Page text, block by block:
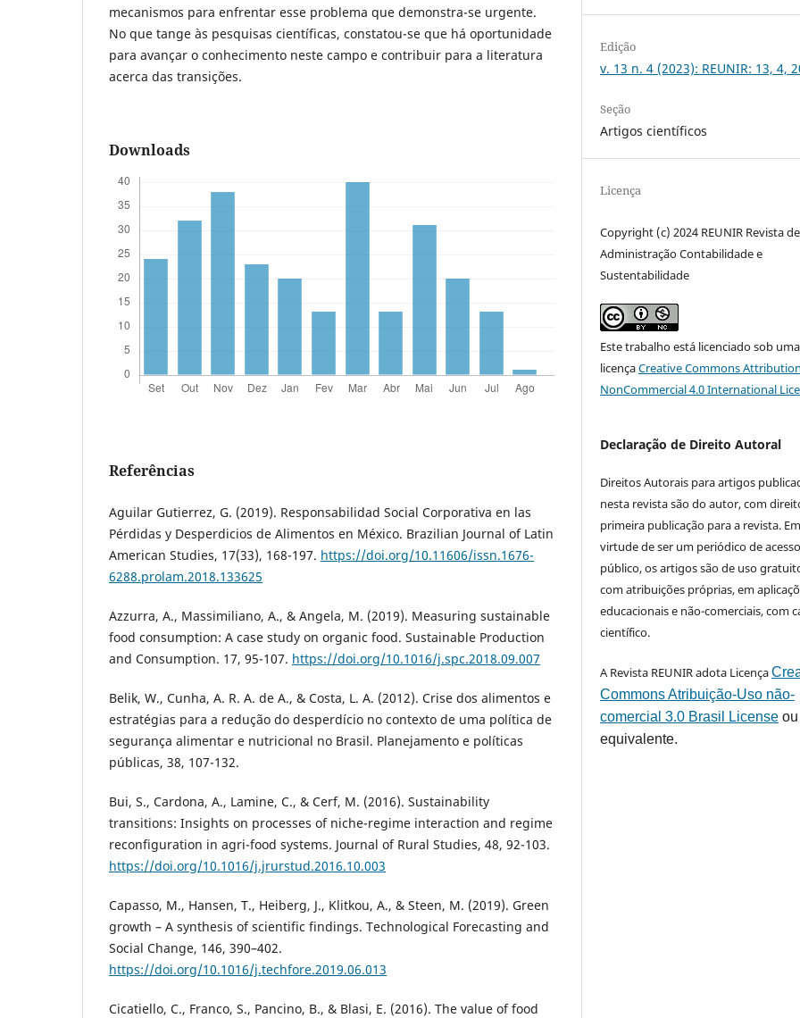
mecanismos para enfrentar esse problema que demonstra-se urgente.
No que tange às pesquisas científicas, constatou-se que há oportunidade
para avançar o conhecimento neste campo e contribuir para a literatura
acerca das transições.
Downloads
Referências
Aguilar Gutierrez, G. (2019). Responsabilidad Social Corporativa en las
Pérdidas y Desperdicios de Alimentos en México. Brazilian Journal of Latin
American Studies, 17(33), 168-197. https://doi.org/10.11606/issn.1676-
6288.prolam.2018.133625
Azzurra, A., Massimiliano, A., & Angela, M. (2019). Measuring sustainable
food consumption: A case study on organic food. Sustainable Production
and Consumption. 17, 95-107. https://doi.org/10.1016/j.spc.2018.09.007
Belik, W., Cunha, A. R. A. de A., & Costa, L. A. (2012). Crise dos alimentos e
estratégias para a redução do desperdício no contexto de uma política de
segurança alimentar e nutricional no Brasil. Planejamento e políticas
públicas, 38, 107-132.
Bui, S., Cardona, A., Lamine, C., & Cerf, M. (2016). Sustainability
transitions: Insights on processes of niche-regime interaction and regime
reconfiguration in agri-food systems. Journal of Rural Studies, 48, 92-103.
https://doi.org/10.1016/j.jrurstud.2016.10.003
Capasso, M., Hansen, T., Heiberg, J., Klitkou, A., & Steen, M. (2019). Green
growth – A synthesis of scientific findings. Technological Forecasting and
Social Change, 146, 390–402.
https://doi.org/10.1016/j.techfore.2019.06.013
Cicatiello, C., Franco, S., Pancino, B., & Blasi, E. (2016). The value of food
Edição
v. 13 n. 4 (2023): REUNIR: 13, 4,
Seção
Artigos científicos
Licença
Copyright (c) 2024 REUNIR Revista de
Administração Contabilidade e
Sustentabilidade
Este trabalho está licenciado sob uma
licençaCreative Commons
NonCommercial 4.0 International
Declaração de Direito Autoral
Direitos Autorais para artigos
nesta revista são do autor, com
primeira publicação para a revista. Em
virtude de ser um periódico de acesso
público, os artigos são de uso
com atribuições próprias, em
educacionais e não-comerciais, com
científico.
A Revista REUNIR adota Licença
Commons Atribuição-Uso não-
comercial 3.0 Brasil License
equivalente.